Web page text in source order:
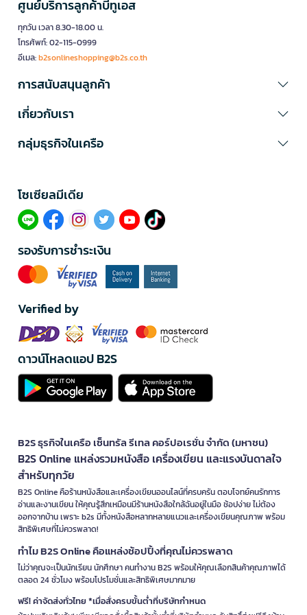
ศูนย์บริการลูกค้าบีทูเอส
ทุกวัน เวลา 8.30-18.00 น.
โทรศัพท์: 02-115-0999
อีเมล:b2sonlineshopping@b2s.co.th
การสนับสนุนลูกค้า
เกี่ยวกับเรา
กลุ่มธุรกิจในเครือ
โซเซียลมีเดีย​
รองรับการชำระเงิน
Verified by
ดาวน์โหลดแอป B2S
B2S ธุรกิจในเครือ เซ็นทรัล รีเทล คอร์ปอเรชั่น จำกัด (มหาชน)
B2S Online แหล่งรวมหนังสือ เครื่องเขียน และแรงบันดาลใจ
สำหรับทุกวัย
B2S Online คือร้านหนังสือและเครื่องเขียนออนไลน์ที่ครบครัน ตอบโจทย์คนรักการ
อ่านและงานเขียน ให้คุณรู้สึกเหมือนมีร้านหนังสือใกล้ฉันอยู่ในมือ ช้อปง่าย ไม่ต้อง
ออกจากบ้าน เพราะ b2s มีทั้งหนังสือหลากหลายแนวและเครื่องเขียนคุณภาพ พร้อม
สิทธิพิเศษที่ไม่ควรพลาด!
ทำไม B2S Online คือแหล่งช้อปปิ้งที่คุณไม่ควรพลาด
ไม่ว่าคุณจะเป็นนักเรียน นักศึกษา คนทำงาน B2S พร้อมให้คุณเลือกสินค้าคุณภาพได้
ตลอด 24 ชั่วโมง พร้อมโปรโมชั่นและสิทธิพิเศษมากมาย
ฟรี! ค่าจัดส่งทั่วไทย *เมื่อสั่งครบขั้นต่ำที่บริษัทกำหนด